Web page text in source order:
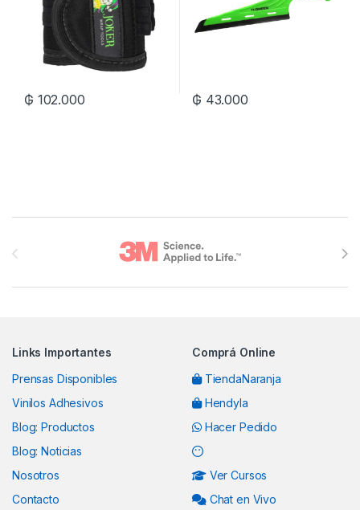
₲ 102.000 ₲ 43.000
Links Importantes
Prensas Disponibles
Vinilos Adhesivos
Blog: Productos
Blog: Noticias
Nosotros
Contacto
Comprá Online
TiendaNaranja
Hendyla
Hacer Pedido
Ver Cursos
Chat en Vivo